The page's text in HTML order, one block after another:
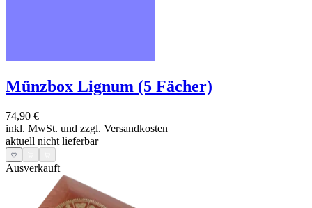
Münzbox Lignum (5 Fächer)
74,90 €
inkl. MwSt. und zzgl. Versandkosten
aktuell nicht lieferbar
Ausverkauft